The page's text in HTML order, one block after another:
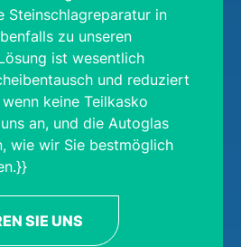
Steinschlagreparatur in
zu unseren
ist wesentlich
und reduziert
keine Teilkasko
an, und die Autoglas
wie wir Sie bestmöglich
SIE UNS